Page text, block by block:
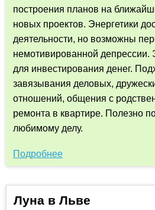
построения планов на
новых проектов. Энергетики
деятельности, но возможны
немотивированной депрессии.
для инвестирования денег.
завязывания деловых,
отношений, общения с
ремонта в квартире. Полезно
любимому делу.
Подробнее
Луна в Льве